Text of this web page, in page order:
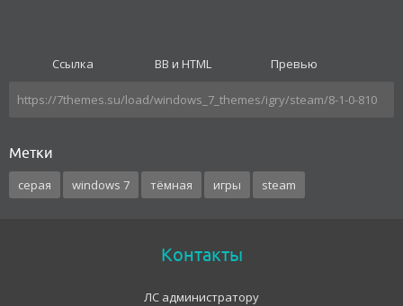
Ссылка BB и HTML Превью
Метки
серая windows 7 тёмная игры steam
Контакты
ЛС администратору